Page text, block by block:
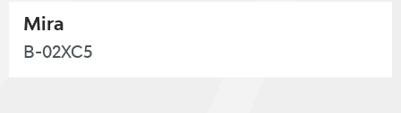
Mira
B-02XC5